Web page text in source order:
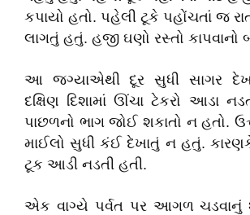
કપાયો હતો. પહેલી ટૂકે પહોંચતાં જ
લાગતું હતું. હજી ઘણો રસ્તો કાપવાનો
આ જગ્યાએથી દૂર સુધી સાગર
દક્ષિણ દિશામાં ઊંચા ટેકરો આડા
પાછળનો ભાગ જોઈ શકાતો ન હતો.
માઈલો સુધી કંઈ દેખાતું ન હતું.
ટૂક આડી નડતી હતી.
એક વાગ્યે પર્વત પર આગળ ચડવાનું